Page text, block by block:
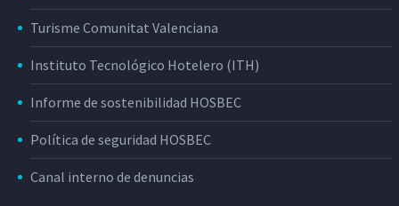
Turisme Comunitat Valenciana
Instituto Tecnológico Hotelero (ITH)
Informe de sostenibilidad HOSBEC
Política de seguridad HOSBEC
Canal interno de denuncias